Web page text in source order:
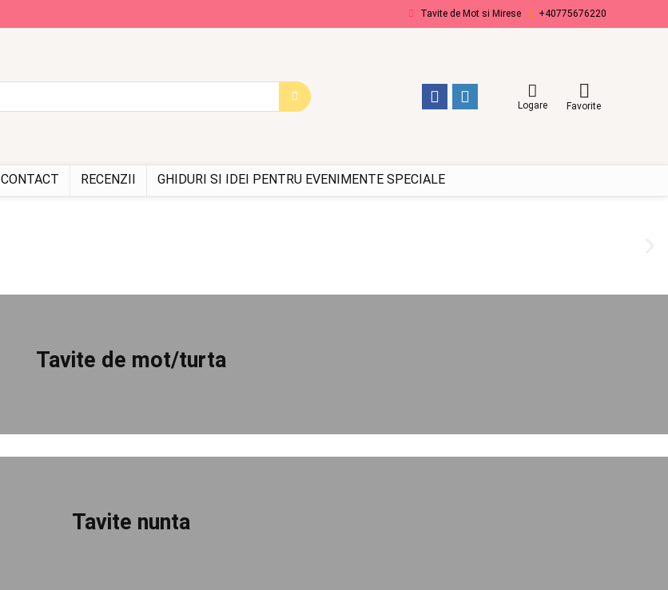
Tavite de Mot si Mirese +40775676220
Logare Favorite
CONTACT RECENZII GHIDURI SI IDEI PENTRU EVENIMENTE SPECIALE
Tavite de mot/turta
Tavite nunta